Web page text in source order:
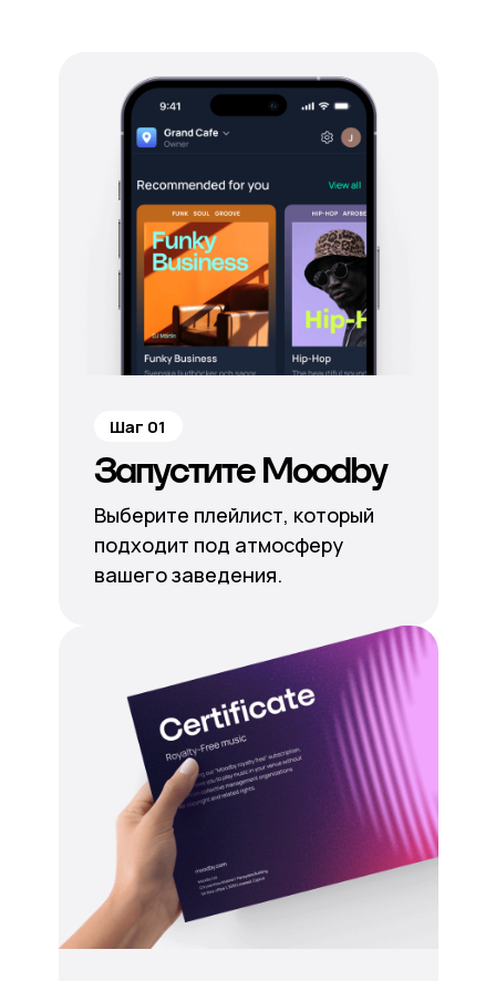
Запустите Moodby
Выберите плейлист, который
подходит под атмосферу
вашего заведения.
Шаг 01